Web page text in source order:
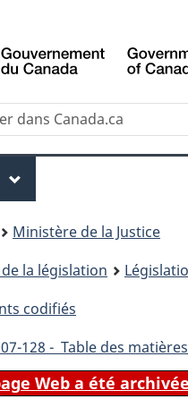
au
contenu
propos
de
la
HTML
simplifiée
PRINCIPAL
Ministère de la Justice
la législation
codifiés
128 - Table des matières
Web a été